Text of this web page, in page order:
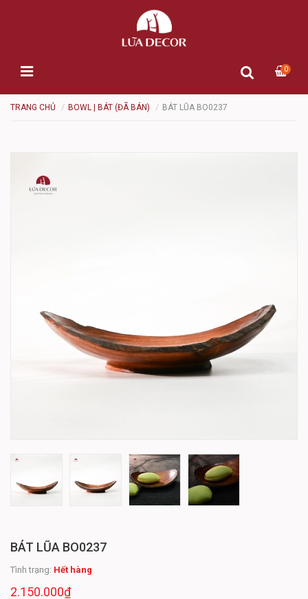
0
TRANG CHỦ BOWL | BÁT (ĐÃ BÁN) BÁT LŨA BO0237
BÁT LŨA BO0237
Tình trạng: Hết hàng
2.150.000₫